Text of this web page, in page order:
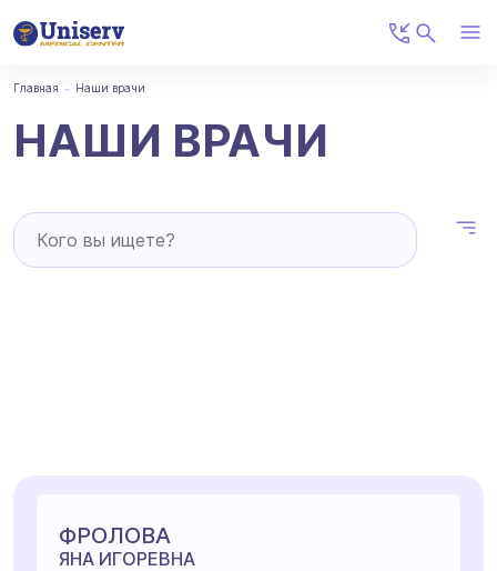
Главная Наши врачи
НАШИ ВРАЧИ
ФРОЛОВА
ЯНА ИГОРЕВНА